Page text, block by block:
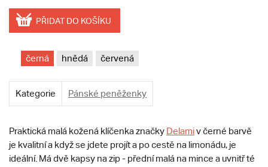
PŘIDAT DO KOŠÍKU
černá hnědá červená
Kategorie Pánské peněženky
Praktická malá kožená klíčenka značky Delamiv černé barvě
je kvalitní a když se jdete projít a po cestě na limonádu, je
ideální. Má dvě kapsy na zip - přední malá na mince a uvnitř té